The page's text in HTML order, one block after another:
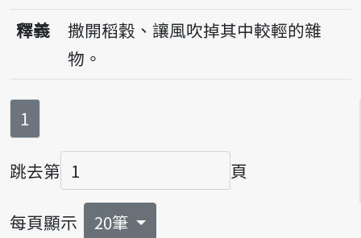
播放音讀tshiûnn-tshik
釋義
撒開稻穀、讓風吹掉其中較輕的雜
物。
第
1
跳去第
頁碼
頁
每頁顯示 20筆